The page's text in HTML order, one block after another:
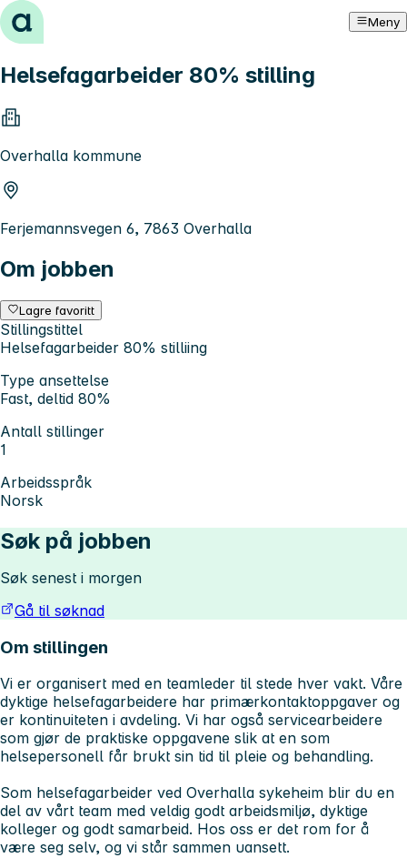
Hopp til innhold Meny
Helsefagarbeider 80% stilling
Overhalla kommune
Ferjemannsvegen 6, 7863 Overhalla
Om jobben
Lagre favoritt
Stillingstittel
Helsefagarbeider 80% stilliing
Type ansettelse
Fast, deltid 80%
Antall stillinger
1
Arbeidsspråk
Norsk
Søk på jobben
Søk senest i morgen
Gå til søknad
Om stillingen
Vi er organisert med en teamleder til stede hver vakt. Våre
dyktige helsefagarbeidere har primærkontaktoppgaver og
er kontinuiteten i avdeling. Vi har også servicearbeidere
som gjør de praktiske oppgavene slik at en som
helsepersonell får brukt sin tid til pleie og behandling.
Som helsefagarbeider ved Overhalla sykeheim blir du en
del av vårt team med veldig godt arbeidsmiljø, dyktige
kolleger og godt samarbeid. Hos oss er det rom for å
være seg selv, og vi står sammen uansett.